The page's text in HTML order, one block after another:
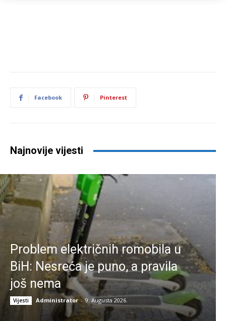
Facebook Pinterest
Najnovije vijesti
Problem električnih romobila u
BiH: Nesreća je puno, a pravila
još nema
Vijesti Administrator - 9. Augusta 2026.